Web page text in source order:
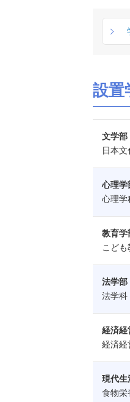
設置
文学部
日本
心理学
心理学
教育学
こど
法学部
法学科
経済経
経済経
現代生
食物栄